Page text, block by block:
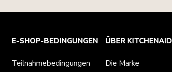
E-SHOP-BEDINGUNGEN
Teilnahmebedingungen
ÜBER KITCHENAID
Die Marke